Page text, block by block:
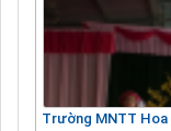
Trường MNTT